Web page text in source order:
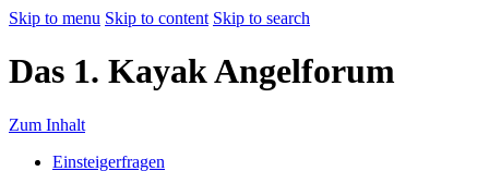
Skip to menu Skip to content Skip to search
Das 1. Kayak Angelforum
Zum Inhalt
Einsteigerfragen